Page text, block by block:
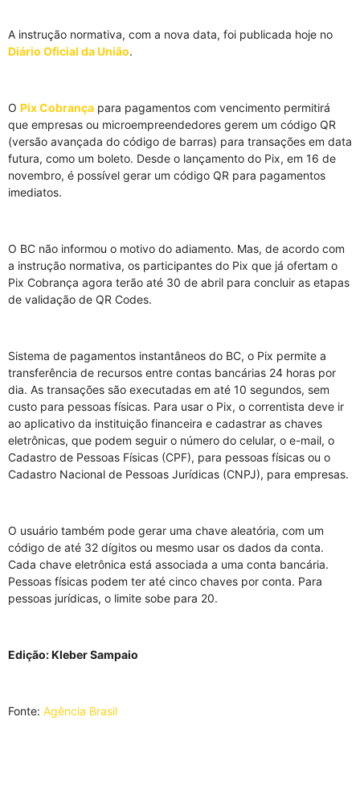
A instrução normativa, com a nova data, foi publicada hoje no
Diário Oficial da União.
O Pix Cobrança para pagamentos com vencimento permitirá
que empresas ou microempreendedores gerem um código QR
(versão avançada do código de barras) para transações em data
futura, como um boleto. Desde o lançamento do Pix, em 16 de
novembro, é possível gerar um código QR para pagamentos
imediatos.
O BC não informou o motivo do adiamento. Mas, de acordo com
a instrução normativa, os participantes do Pix que já ofertam o
Pix Cobrança agora terão até 30 de abril para concluir as etapas
de validação de QR Codes.
Sistema de pagamentos instantâneos do BC, o Pix permite a
transferência de recursos entre contas bancárias 24 horas por
dia. As transações são executadas em até 10 segundos, sem
custo para pessoas físicas. Para usar o Pix, o correntista deve ir
ao aplicativo da instituição financeira e cadastrar as chaves
eletrônicas, que podem seguir o número do celular, o e-mail, o
Cadastro de Pessoas Físicas (CPF), para pessoas físicas ou o
Cadastro Nacional de Pessoas Jurídicas (CNPJ), para empresas.
O usuário também pode gerar uma chave aleatória, com um
código de até 32 dígitos ou mesmo usar os dados da conta.
Cada chave eletrônica está associada a uma conta bancária.
Pessoas físicas podem ter até cinco chaves por conta. Para
pessoas jurídicas, o limite sobe para 20.
Edição: Kleber Sampaio
Fonte: Agência Brasil